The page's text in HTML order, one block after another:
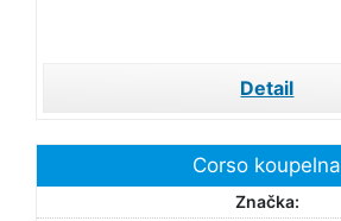
Detail
Corso koupelna
Značka: